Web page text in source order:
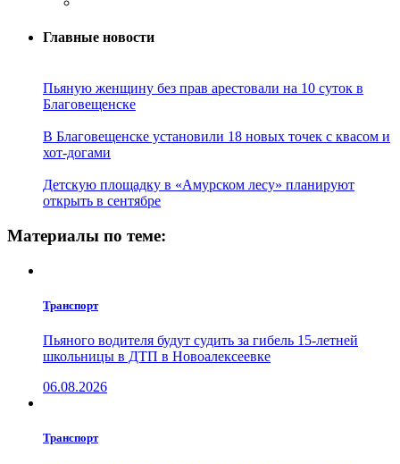
Главные новости
Пьяную женщину без прав арестовали на 10 суток в
Благовещенске
В Благовещенске установили 18 новых точек с квасом и
хот-догами
Детскую площадку в «Амурском лесу» планируют
открыть в сентябре
Материалы по теме:
Транспорт
Пьяного водителя будут судить за гибель 15-летней
школьницы в ДТП в Новоалексеевке
06.08.2026
Транспорт